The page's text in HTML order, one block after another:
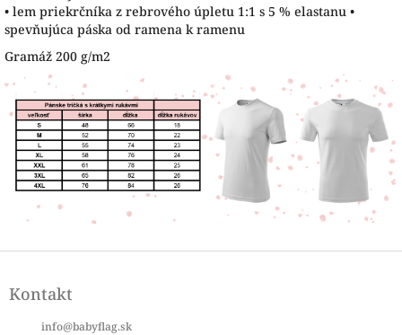
• lem priekrčníka z rebrového úpletu 1:1 s 5 % elastanu •
spevňujúca páska od ramena k ramenu
Gramáž 200 g/m2
Z
pKontakt
info@babyflag.sk